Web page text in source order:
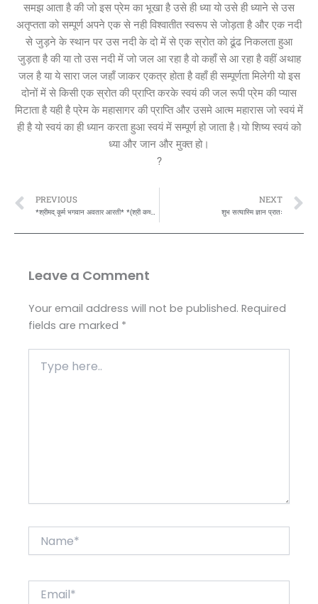
समझ आता है की जो इस प्रेम का भूखा है उसे ही ध्या यो उसे ही ध्याने से उस
अतृप्तता को सम्पूर्ण अपने एक से नही विश्वातीत स्वरूप से जोड़ता है और एक नदी
से जुड़ने के स्थान पर उस नदी के दो में से एक स्रोत को ढूंढ निकलता हुआ
जुड़ता है की या तो उस नदी में जो जल आ रहा है वो कहाँ से आ रहा है वहीं अथाह
जल है या ये सारा जल जहाँ जाकर एकत्र होता है वहाँ ही सम्पूर्णता मिलेगी यो इस
दोनों में से किसी एक स्रोत की प्राप्ति करके स्वयं की जल रूपी प्रेम की प्यास
मिटाता है यही है प्रेम के महासागर की प्राप्ति और उसमे आत्म महारास जो स्वयं में
ही है यो स्वयं का ही ध्यान करता हुआ स्वयं में सम्पूर्ण हो जाता है।यो शिष्य स्वयं को
ध्या और जान और मुक्त हो।
?
Prev
PREVIOUS
*श्रीमद् कूर्म भगवान अवतार आरती* *(श्री कच्छप अवतार जयंती)* *(वैशाख पूर्णिमा)*
NEXT
शुभ सत्यास्मि ज्ञान प्रातः
Leave a Comment
Your email address will not be published. Required
fields are marked *
here..